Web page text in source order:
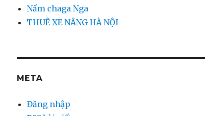
Nấm chaga Nga
THUÊ XE NÂNG HÀ NỘI
META
Đăng nhập